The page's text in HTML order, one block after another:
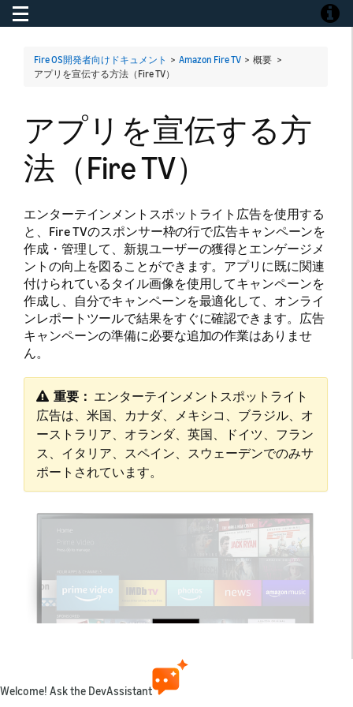
Toggle navigation
Fire OS開発者向けドキュメント > Amazon Fire TV > 概要 >
アプリを宣伝する方法（Fire TV）
アプリを宣伝する方
法（Fire TV）
エンターテインメントスポットライト広告を使用する
と、Fire TVのスポンサー枠の行で広告キャンペーンを
作成・管理して、新規ユーザーの獲得とエンゲージメ
ントの向上を図ることができます。アプリに既に関連
付けられているタイル画像を使用してキャンペーンを
作成し、自分でキャンペーンを最適化して、オンライ
ンレポートツールで結果をすぐに確認できます。広告
キャンペーンの準備に必要な追加の作業はありませ
ん。
重要： ​ エンターテインメントスポットライト
広告は、米国、カナダ、メキシコ、ブラジル、オ
ーストラリア、オランダ、英国、ドイツ、フラン
ス、イタリア、スペイン、スウェーデンでのみサ
ポートされています。
Welcome! Ask the DevAssistant